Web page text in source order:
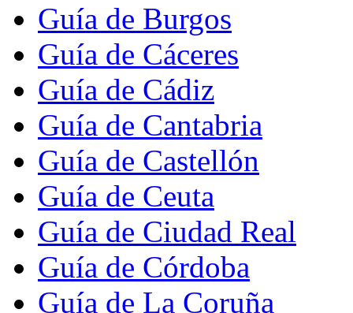
Guía de Burgos
Guía de Cáceres
Guía de Cádiz
Guía de Cantabria
Guía de Castellón
Guía de Ceuta
Guía de Ciudad Real
Guía de Córdoba
Guía de La Coruña